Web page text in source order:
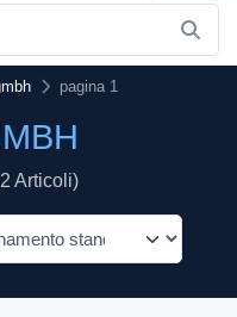
pagina 1
Articoli)